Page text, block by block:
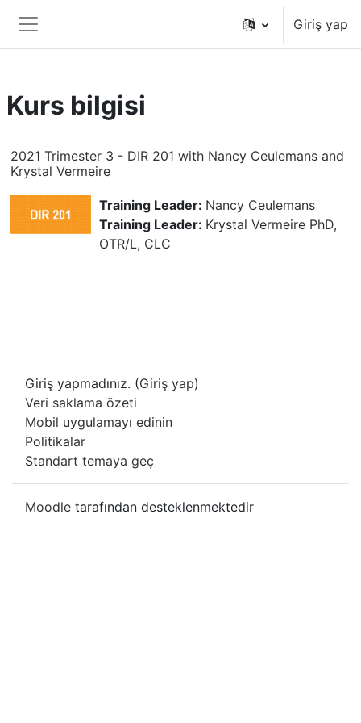
Yan panel
Giriş yap
Kurs bilgisi
2021 Trimester 3 - DIR 201 with Nancy Ceulemans and
Krystal Vermeire
Training Leader: Nancy Ceulemans
Training Leader: Krystal Vermeire PhD,
OTR/L, CLC
Giriş yapmadınız. (Giriş yap)
Veri saklama özeti
Mobil uygulamayı edinin
Politikalar
Standart temaya geç
Moodle tarafından desteklenmektedir